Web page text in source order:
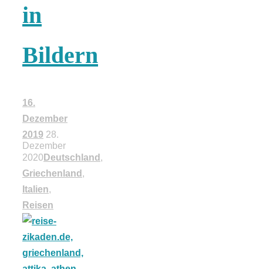
in
Bildern
16.
Dezember
2019 28.
Dezember
2020 Deutschland ,
Griechenland ,
Italien,
Reisen